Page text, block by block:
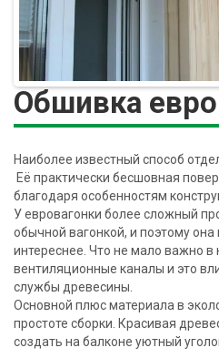
Обшивка
Наиболее известный способ
Её практически бесшовная
благодаря особенностям
У евровагонки более сложный
обычной вагонкой, и поэтому
интереснее. Что не мало важно
вентиляционные каналы и это
службы древесины.
Основной плюс материала в
простоте сборки. Красивая
создать на балконе уютный